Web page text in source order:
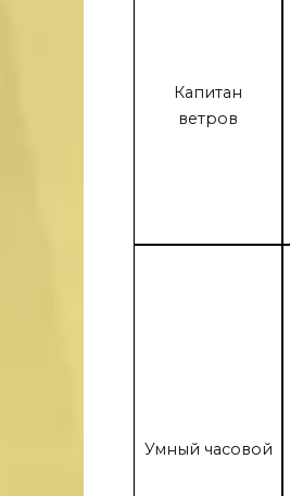
Капитан
ветров
Умный часовой